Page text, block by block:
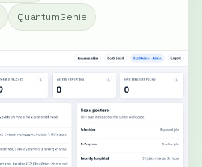
QuantumGenie